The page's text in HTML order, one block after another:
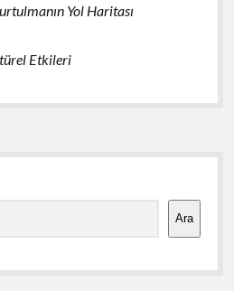
Yol Haritası
Etkileri
Ara